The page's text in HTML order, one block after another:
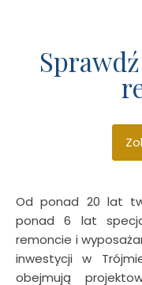
Od ponad 20 lat
ponad 6 lat
remoncie i
inwestycji w
obejmują